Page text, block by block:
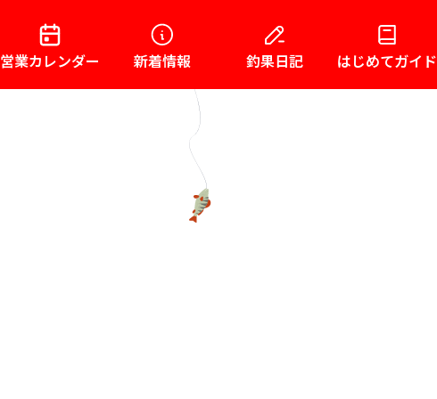
営業カレンダー 新着情報 釣果日記 はじめてガイド